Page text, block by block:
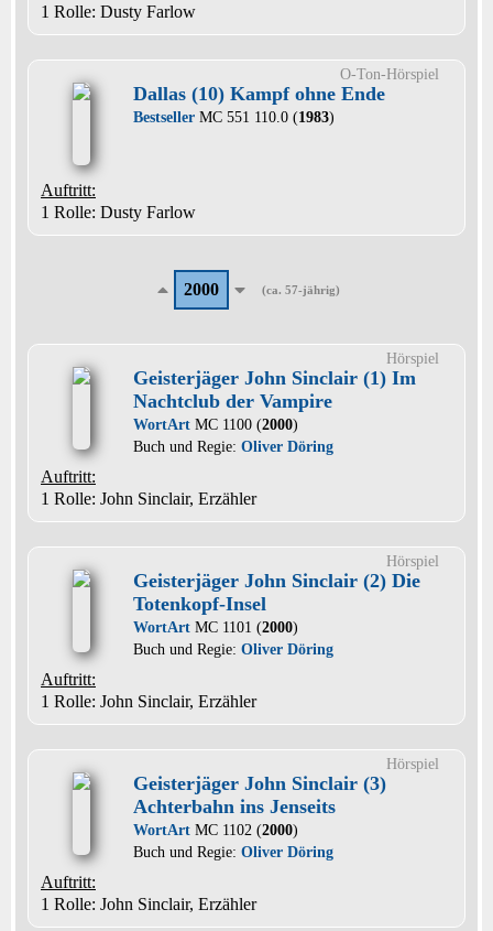
1 Rolle: Dusty Farlow
O-Ton-Hörspiel
Dallas (10) Kampf ohne Ende
Bestseller MC 551 110.0 (1983)
Auftritt:
1 Rolle: Dusty Farlow
2000 (ca. 57-jährig)
Hörspiel
Geisterjäger John Sinclair (1) Im
Nachtclub der Vampire
WortArt MC 1100 (2000)
Buch und Regie: Oliver Döring
Auftritt:
1 Rolle: John Sinclair, Erzähler
Hörspiel
Geisterjäger John Sinclair (2) Die
Totenkopf-Insel
WortArt MC 1101 (2000)
Buch und Regie: Oliver Döring
Auftritt:
1 Rolle: John Sinclair, Erzähler
Hörspiel
Geisterjäger John Sinclair (3)
Achterbahn ins Jenseits
WortArt MC 1102 (2000)
Buch und Regie: Oliver Döring
Auftritt:
1 Rolle: John Sinclair, Erzähler